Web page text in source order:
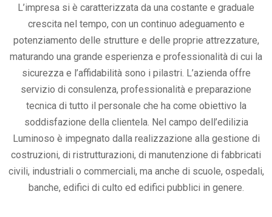
L’impresa si è caratterizzata da una costante e graduale
crescita nel tempo, con un continuo adeguamento e
potenziamento delle strutture e delle proprie attrezzature,
maturando una grande esperienza e professionalità di cui la
sicurezza e l’affidabilità sono i pilastri. L’azienda offre
servizio di consulenza, professionalità e preparazione
tecnica di tutto il personale che ha come obiettivo la
soddisfazione della clientela. Nel campo dell’edilizia
Luminoso è impegnato dalla realizzazione alla gestione di
costruzioni, di ristrutturazioni, di manutenzione di fabbricati
civili, industriali o commerciali, ma anche di scuole, ospedali,
banche, edifici di culto ed edifici pubblici in genere.